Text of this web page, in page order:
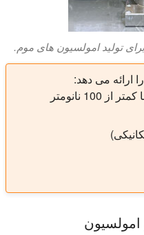
تولید امولسیون های موم.
ارائه می دهد:
نانومتر
امولسیون